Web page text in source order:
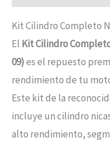
Kit Cilindro Completo
El Kit Cilindro Completo
09)es el repuesto
rendimiento de tu
Este kit de la
incluye un cilindro
alto rendimiento,